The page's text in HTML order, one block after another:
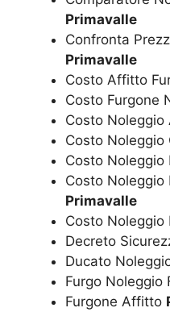
Primavalle
Confronta
Primavalle
Costo Affitto
Costo Furgone
Costo Noleggio
Costo Noleggio
Costo Noleggio
Costo Noleggio
Primavalle
Costo Noleggio
Decreto
Ducato
Furgo Noleggio
Furgone Affitto